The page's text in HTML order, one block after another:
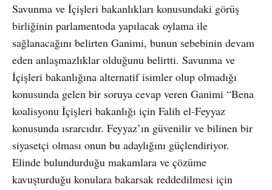
Savunma ve İçişleri bakanlıkları konusundaki görüş
birliğinin parlamentoda yapılacak oylama ile
sağlanacağını belirten Ganimi, bunun sebebinin devam
eden anlaşmazlıklar olduğunu belirtti. Savunma ve
İçişleri bakanlığına alternatif isimler olup olmadığı
konusunda gelen bir soruya cevap veren Ganimi “Bena
koalisyonu İçişleri bakanlığı için Falih el-Feyyaz
konusunda ısrarcıdır. Feyyaz’ın güvenilir ve bilinen bir
siyasetçi olması onun bu adaylığını güçlendiriyor.
Elinde bulundurduğu makamlara ve çözüme
kavuşturduğu konulara bakarsak reddedilmesi için